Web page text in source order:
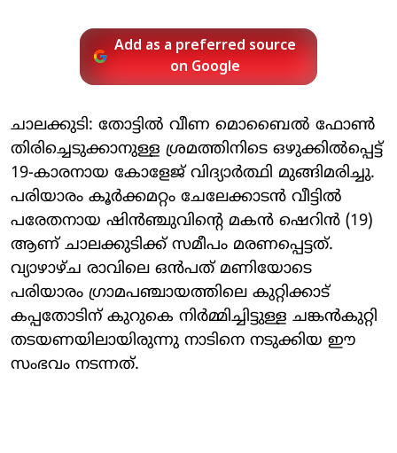
Add as a preferred source
on Google
ചാലക്കുടി: തോട്ടിൽ വീണ മൊബൈൽ ഫോൺ
തിരിച്ചെടുക്കാനുള്ള ശ്രമത്തിനിടെ ഒഴുക്കിൽപ്പെട്ട്
19-കാരനായ കോളേജ് വിദ്യാർത്ഥി മുങ്ങിമരിച്ചു.
പരിയാരം കൂർക്കമറ്റം ചേലേക്കാടൻ വീട്ടിൽ
പരേതനായ ഷിൻഞ്ചുവിന്റെ മകൻ ഷെറിൻ (19)
ആണ് ചാലക്കുടിക്ക് സമീപം മരണപ്പെട്ടത്.
വ്യാഴാഴ്ച രാവിലെ ഒൻപത് മണിയോടെ
പരിയാരം ഗ്രാമപഞ്ചായത്തിലെ കുറ്റിക്കാട്
കപ്പതോടിന് കുറുകെ നിർമ്മിച്ചിട്ടുള്ള ചങ്കൻകുറ്റി
തടയണയിലായിരുന്നു നാടിനെ നടുക്കിയ ഈ
സംഭവം നടന്നത്.